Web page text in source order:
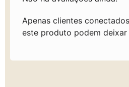
Apenas clientes
este produto podem deixar